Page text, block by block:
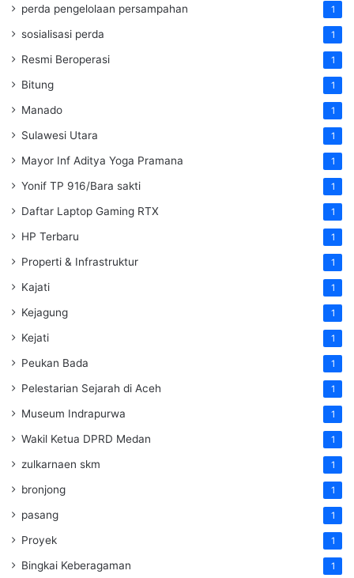
perda pengelolaan persampahan 1
sosialisasi perda 1
Resmi Beroperasi 1
Bitung 1
Manado 1
Sulawesi Utara 1
Mayor Inf Aditya Yoga Pramana 1
Yonif TP 916/Bara sakti 1
Daftar Laptop Gaming RTX 1
HP Terbaru 1
Properti & Infrastruktur 1
Kajati 1
Kejagung 1
Kejati 1
Peukan Bada 1
Pelestarian Sejarah di Aceh 1
Museum Indrapurwa 1
Wakil Ketua DPRD Medan 1
zulkarnaen skm 1
bronjong 1
pasang 1
Proyek 1
Bingkai Keberagaman 1